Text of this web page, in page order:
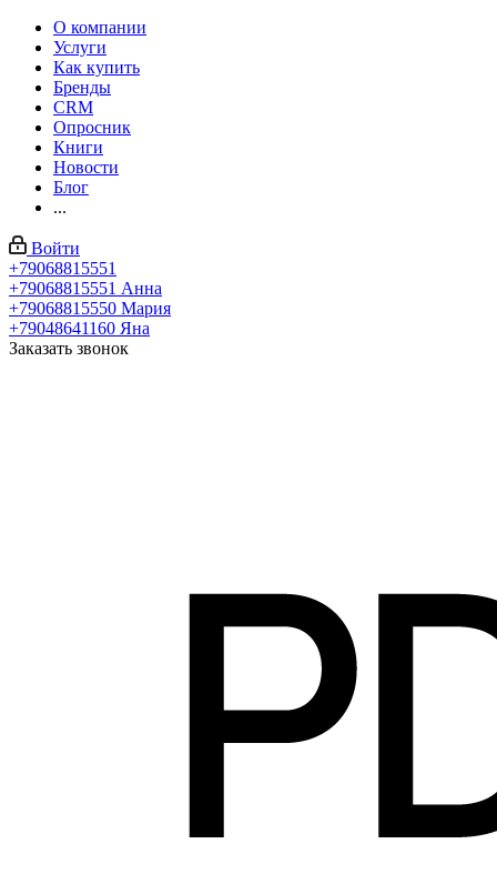
О компании
Услуги
Как купить
Бренды
CRM
Опросник
Книги
Новости
Блог
...
Войти
+79068815551
+79068815551 Анна
+79068815550 Мария
+79048641160 Яна
Заказать звонок